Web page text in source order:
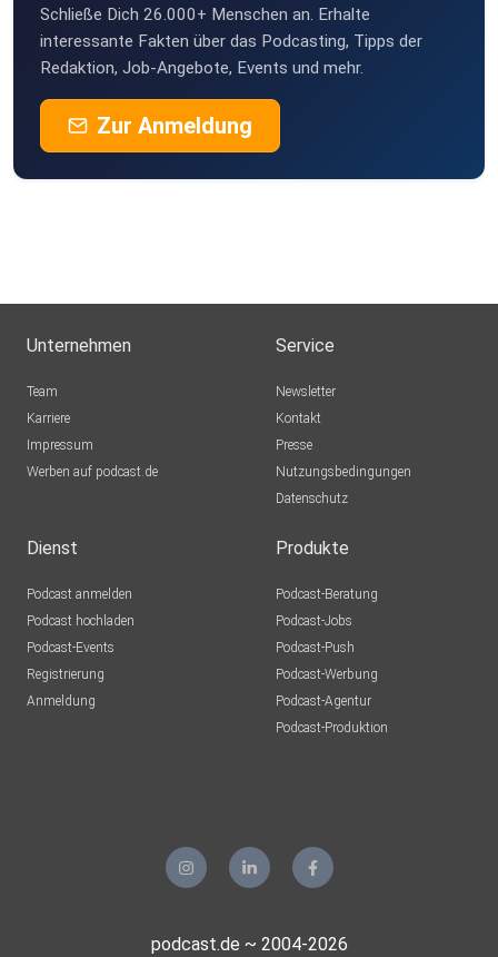
Schließe Dich 26.000+ Menschen an. Erhalte
interessante Fakten über das Podcasting, Tipps der
Redaktion, Job-Angebote, Events und mehr.
Zur Anmeldung
Unternehmen
Team
Karriere
Impressum
Werben auf podcast.de
Service
Newsletter
Kontakt
Presse
Nutzungsbedingungen
Datenschutz
Dienst
Podcast anmelden
Podcast hochladen
Podcast-Events
Registrierung
Anmeldung
Produkte
Podcast-Beratung
Podcast-Jobs
Podcast-Push
Podcast-Werbung
Podcast-Agentur
Podcast-Produktion
podcast.de ~ 2004-2026